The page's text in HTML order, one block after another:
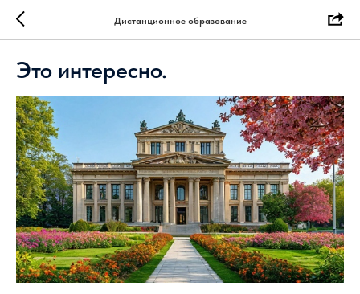
Дистанционное образование
Это интересно.